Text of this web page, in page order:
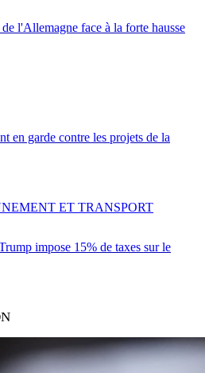
l'Allemagne face à la forte hausse
en garde contre les projets de la
impose 15% de taxes sur le
ET TRANSPORT